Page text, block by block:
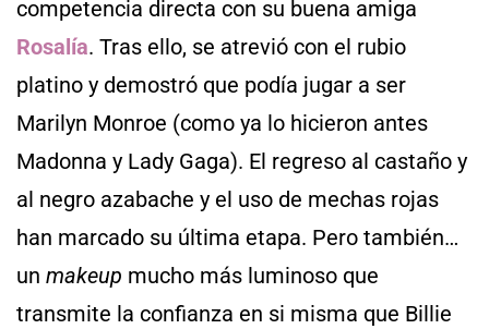
competencia directa con su buena amiga
Rosalía. Tras ello, se atrevió con el rubio
platino y demostró que podía jugar a ser
Marilyn Monroe (como ya lo hicieron antes
Madonna y Lady Gaga). El regreso al castaño y
al negro azabache y el uso de mechas rojas
han marcado su última etapa. Pero también…
un makeup mucho más luminoso que
transmite la confianza en si misma que Billie